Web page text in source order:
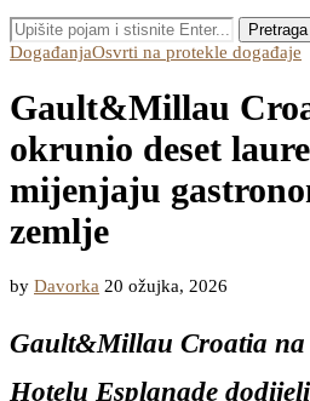
Pretraga
DogađanjaOsvrti na protekle događaje
Gault&Millau
okrunio deset
mijenjaju
zemlje
by Davorka 20 ožujka, 2026
Gault&Millau Croatia na
Hotelu Esplanade